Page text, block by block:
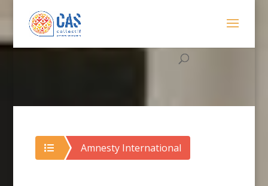
Amnesty International